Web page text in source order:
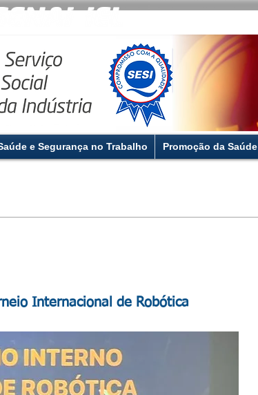
e Segurança no Trabalho Promoção da Saúde
Internacional de Robótica